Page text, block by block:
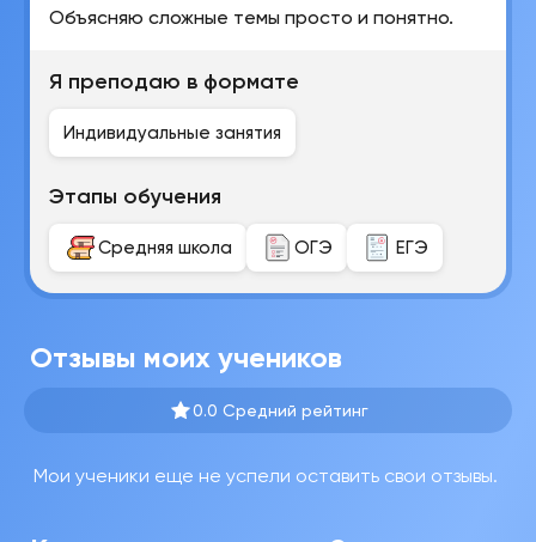
Объясняю сложные темы просто и понятно.
Я преподаю в формате
Индивидуальные занятия
Этапы обучения
Средняя школа ОГЭ ЕГЭ
Отзывы моих учеников
0.0 Средний рейтинг
Мои ученики еще не успели оставить свои отзывы.